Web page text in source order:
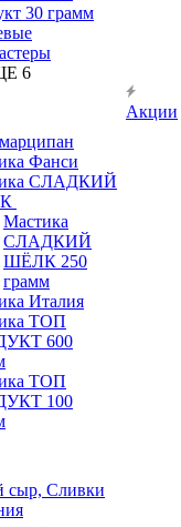
30 грамм
6
Фанси
СЛАДКИЙ
Мастика
СЛАДКИЙ
ШЁЛК 250
грамм
Италия
ТОП
600
ТОП
100
сыр, Сливки
Акции